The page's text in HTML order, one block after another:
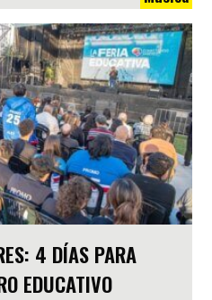
4 DÍAS PARA
EDUCATIVO